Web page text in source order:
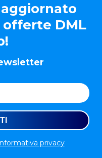
DML
privacy